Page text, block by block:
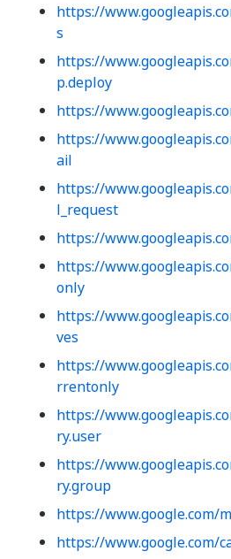
https://
s
https://
p.deploy
https://
https://
ail
https://
l_request
https://
https://
only
https://
ves
https://
rrentonly
https://
ry.user
https://
ry.group
https://www.google.com/
https://www.google.com/